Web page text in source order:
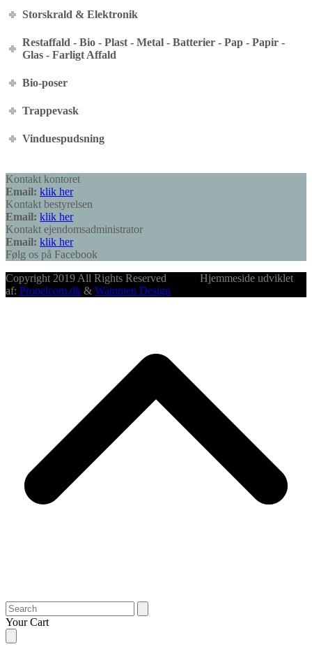
Storskrald & Elektronik
Restaffald - Bio - Plast - Metal - Batterier - Pap - Papir -
Glas - Farligt Affald
Bio-poser
Trappevask
Vinduespudsning
Kontakt kontoret
Email: klik her
Kontakt bestyrelsen
Email: klik her
Kontakt ejendomsadministrator
Email: klik her
Følg os på Facebook
Copyright 2019 All Rights Reserved Hjemmeside udviklet
af: Propelcom.dk & Wammen Design
Search
Your Cart